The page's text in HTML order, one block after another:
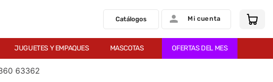
Catálogos Mi cuenta
JUGUETES Y EMPAQUES MASCOTAS OFERTAS DEL MES
63362